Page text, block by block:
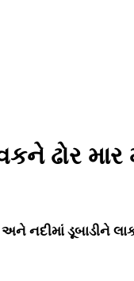
માર
નદીમાં ડૂબાડીને